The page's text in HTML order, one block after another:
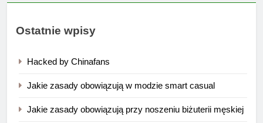
Ostatnie wpisy
Hacked by Chinafans
Jakie zasady obowiązują w modzie smart casual
Jakie zasady obowiązują przy noszeniu biżuterii męskiej